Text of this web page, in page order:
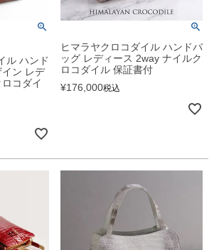
ル ハンド
ン レデ
コダイ
ヒマラヤクロコダイル ハンドバ
ッグ レディース 2way ナイルク
ロコダイル 保証書付
¥176,000税込